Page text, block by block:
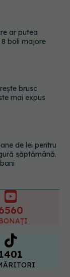
brusc
mai expus
de lei pentru
săptămână.
ta preferată
o ai. Care